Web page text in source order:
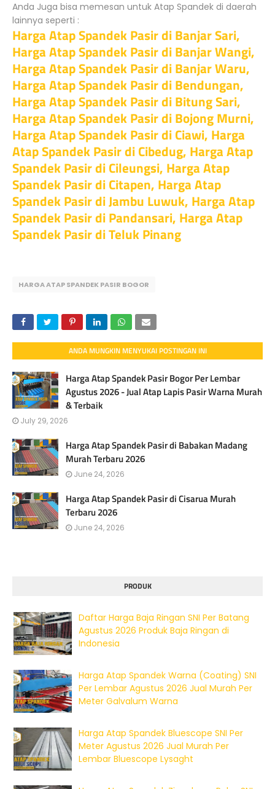
Anda Juga bisa memesan untuk Atap Spandek di daerah
lainnya seperti :
Harga Atap Spandek Pasir di Banjar Sari,
Harga Atap Spandek Pasir di Banjar Wangi,
Harga Atap Spandek Pasir di Banjar Waru,
Harga Atap Spandek Pasir di Bendungan,
Harga Atap Spandek Pasir di Bitung Sari,
Harga Atap Spandek Pasir di Bojong Murni,
Harga Atap Spandek Pasir di Ciawi, Harga
Atap Spandek Pasir di Cibedug, Harga Atap
Spandek Pasir di Cileungsi, Harga Atap
Spandek Pasir di Citapen, Harga Atap
Spandek Pasir di Jambu Luwuk, Harga Atap
Spandek Pasir di Pandansari, Harga Atap
Spandek Pasir di Teluk Pinang
HARGA ATAP SPANDEK PASIR BOGOR
ANDA MUNGKIN MENYUKAI POSTINGAN INI
Harga Atap Spandek Pasir Bogor Per Lembar
Agustus 2026 - Jual Atap Lapis Pasir Warna Murah
& Terbaik
July 29, 2026
Harga Atap Spandek Pasir di Babakan Madang
Murah Terbaru 2026
June 24, 2026
Harga Atap Spandek Pasir di Cisarua Murah
Terbaru 2026
June 24, 2026
PRODUK
Daftar Harga Baja Ringan SNI Per Batang
Agustus 2026 Produk Baja Ringan di
Indonesia
Harga Atap Spandek Warna (Coating) SNI
Per Lembar Agustus 2026 Jual Murah Per
Meter Galvalum Warna
Harga Atap Spandek Bluescope SNI Per
Meter Agustus 2026 Jual Murah Per
Lembar Bluescope Lysaght